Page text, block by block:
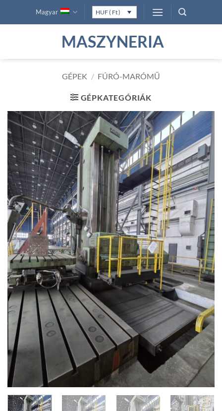
Magyar HUF ( Ft )
MASZYNERIA
GÉPEK / FÚRÓ-MARÓMŰ
GÉPKATEGÓRIÁK